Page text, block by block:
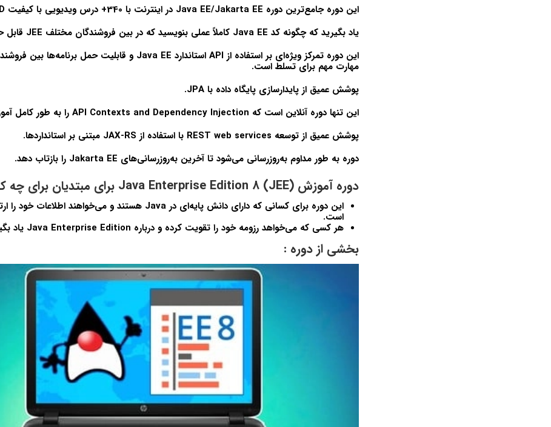
این دوره جامع‌ترین دوره Java EE/Jakarta EE در اینترنت با 340+ درس ویدیویی با کیفیت HD است!
یاد بگیرید که چگونه کد Java EE کاملاً عملی بنویسید که در بین فروشندگان مختلف JEE
این دوره تمرکز ویژه‌ای بر استفاده از API استاندارد
Java EE و قابلیت حمل برنامه‌ها بین
مهارت مهم برای تسلط است.
پوشش عمیق از پایدارسازی پایگاه داده با JPA
.
این تنها دوره آنلاین است که API Contexts and Dependency Injection را به طور کامل
پوشش عمیق از توسعه REST web services با استفاده از JAX-RS مبتنی بر استانداردها.
دوره به طور مداوم به‌روزرسانی می‌شود تا آخرین به‌روزرسانی‌های Jakarta EE را بازتاب دهد.
دوره آموزش Java Enterprise Edition 8 (JEE) برای مبتدیان برای چه کسانی است:
این دوره برای کسانی که دارای دانش پایه‌ای در Java هستند و می‌خواهند اطلاعات خود را
است.
هر کسی که می‌خواهد رزومه خود را تقویت کرده و درباره Java Enterprise Edition یاد
بخشی از دوره :